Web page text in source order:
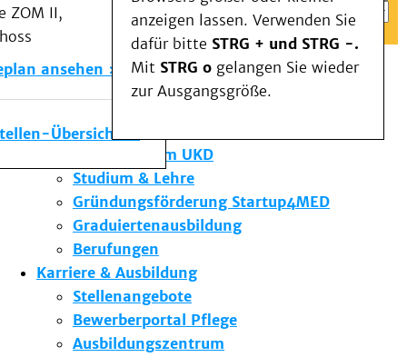
ZOM II,
ansehen
Übersicht
anzeigen lassen. Verwenden Sie
dafür bitte STRG + und STRG -.
Mit STRG o gelangen Sie wieder
zur Ausgangsgröße.
Veranstaltungen
Kommunikation im Medizinwesen (KIM)
Notfall
Forschung & Lehre
Die Institute des UKD
Forschung am UKD
Studium & Lehre
Gründungsförderung Startup4MED
Graduiertenausbildung
Berufungen
Karriere & Ausbildung
Stellenangebote
Bewerberportal Pflege
Ausbildungszentrum